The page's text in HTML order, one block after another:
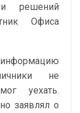
решений
Офиса
не
уехать.
заявлял о